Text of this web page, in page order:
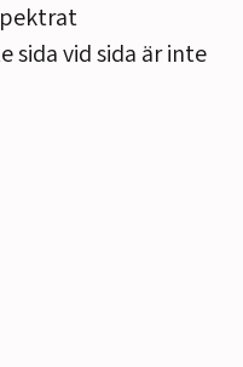
sida vid sida är inte